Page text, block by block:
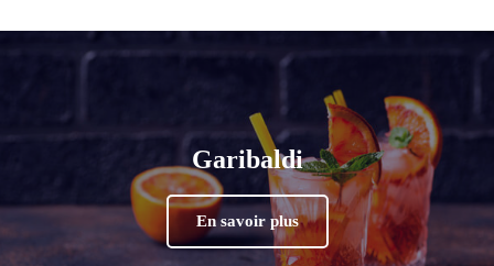
Garibaldi
En savoir plus